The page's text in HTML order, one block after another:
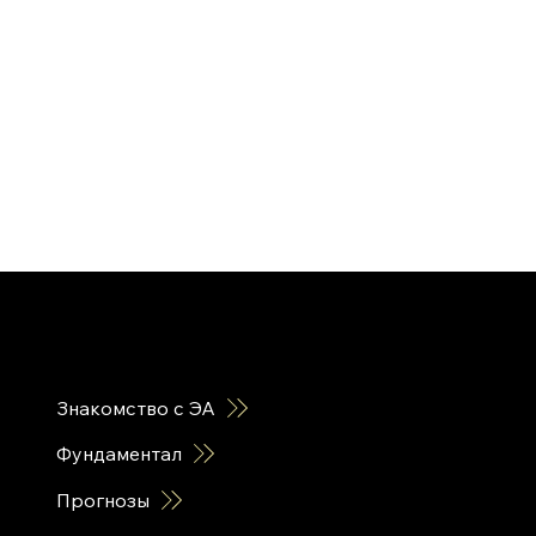
Знакомство с ЭА
Фундаментал
Прогнозы